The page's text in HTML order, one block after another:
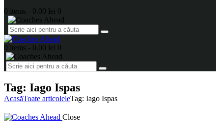
0 items - 0.00 lei 0
0 items - 0.00 lei 0
Tag: Iago Ispas
AcasăToate articoleleTag: Iago Ispas
Close